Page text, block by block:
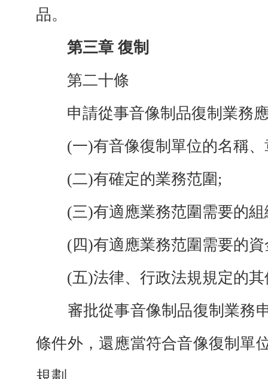
品。
第三章 復制
第二十條
申請從事音像制品復制業務應
(一)有音像復制單位的名稱、
(二)有確定的業務范圍;
(三)有適應業務范圍需要的組
(四)有適應業務范圍需要的資
(五)法律、行政法規規定的其
審批從事音像制品復制業務
條件外，還應當符合音像復制單